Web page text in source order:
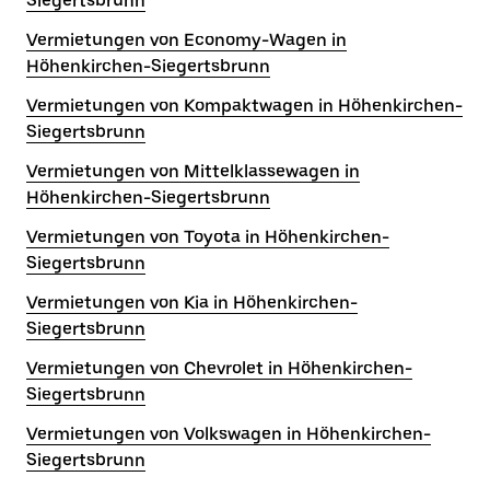
Vermietungen von Economy-Wagen in
Höhenkirchen-Siegertsbrunn
Vermietungen von Kompaktwagen in Höhenkirchen-
Siegertsbrunn
Vermietungen von Mittelklassewagen in
Höhenkirchen-Siegertsbrunn
Vermietungen von Toyota in Höhenkirchen-
Siegertsbrunn
Vermietungen von Kia in Höhenkirchen-
Siegertsbrunn
Vermietungen von Chevrolet in Höhenkirchen-
Siegertsbrunn
Vermietungen von Volkswagen in Höhenkirchen-
Siegertsbrunn